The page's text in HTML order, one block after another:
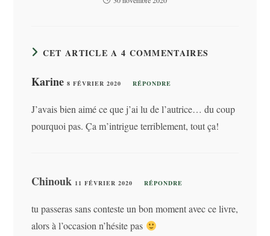
CET ARTICLE A 4 COMMENTAIRES
Karine 8 FÉVRIER 2020 RÉPONDRE
J’avais bien aimé ce que j’ai lu de l’autrice… du coup
pourquoi pas. Ça m’intrigue terriblement, tout ça!
Chinouk 11 FÉVRIER 2020 RÉPONDRE
tu passeras sans conteste un bon moment avec ce livre,
alors à l’occasion n’hésite pas